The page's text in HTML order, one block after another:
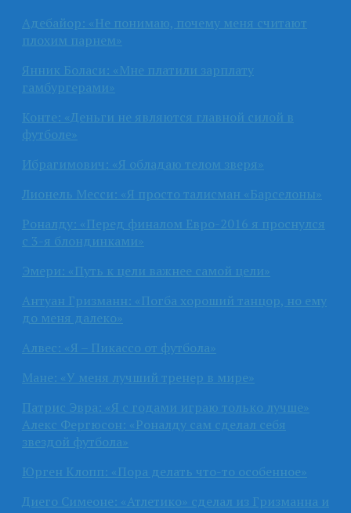
Адебайор: «Не понимаю, почему меня считают
плохим парнем»
Янник Боласи: «Мне платили зарплату
гамбургерами»
Конте: «Деньги не являются главной силой в
футболе»
Ибрагимович: «Я обладаю телом зверя»
Лионель Месси: «Я просто талисман «Барселоны»
Роналду: «Перед финалом Евро-2016 я проснулся
с 3-я блондинками»
Эмери: «Путь к цели важнее самой цели»
Антуан Гризманн: «Погба хороший танцор, но ему
до меня далеко»
Алвес: «Я – Пикассо от футбола»
Мане: «У меня лучший тренер в мире»
Патрис Эвра: «Я с годами играю только лучше»
Алекс Фергюсон: «Роналду сам сделал себя
звездой футбола»
Юрген Клопп: «Пора делать что-то особенное»
Диего Симеоне: «Атлетико» сделал из Гризманна и